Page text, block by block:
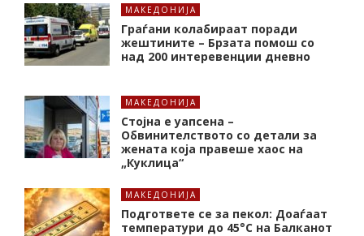
МАКЕДОНИЈА
Граѓани колабираат поради
жештините – Брзата помош со
над 200 интеревенции дневно
МАКЕДОНИЈА
Стојна е уапсена –
Обвинителството со детали за
жената која правеше хаос на
„Куклица“
МАКЕДОНИЈА
Подгответе се за пекол: Доаѓаат
температури до 45°C на Балканот